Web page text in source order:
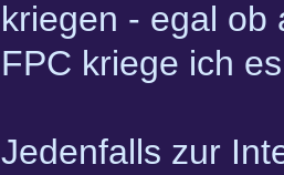
kriegen - egal ob
FPC kriege ich
Jedenfalls zur